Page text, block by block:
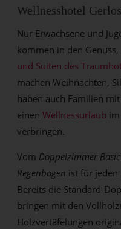
Wellnesshotel Gerlos
Nur Erwachsene und
kommen in den
und Suiten des
machen Weihnachten,
haben auch Familien
einenWellnessurlaub
verbringen.
Vom Doppelzimmer Basic
Regenbogen ist für jeden
Bereits die Standard-
bringen mit den
Holzvertäfelungen